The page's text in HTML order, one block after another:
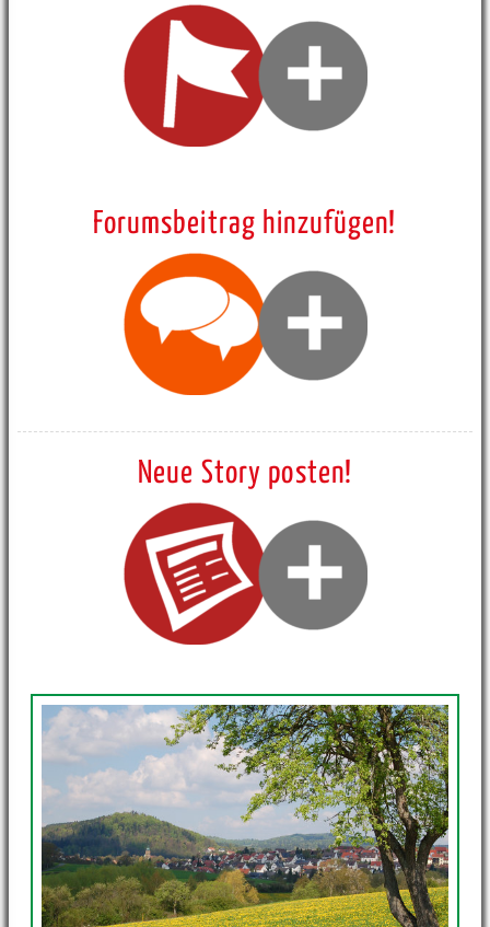
Forumsbeitrag hinzufügen!
Neue Story posten!